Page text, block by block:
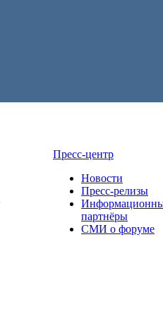
Пресс-центр
Новости
Пресс-релизы
партнёры
СМИ о форуме